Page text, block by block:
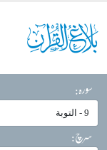
سورہ:
سرچ: